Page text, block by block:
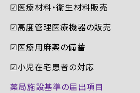
☑︎医療材料・衛生材料販売
☑︎高度管理医療機器の販売
☑︎医療用麻薬の備蓄
☑︎小児在宅患者の対応
薬局施設基準の届出項目